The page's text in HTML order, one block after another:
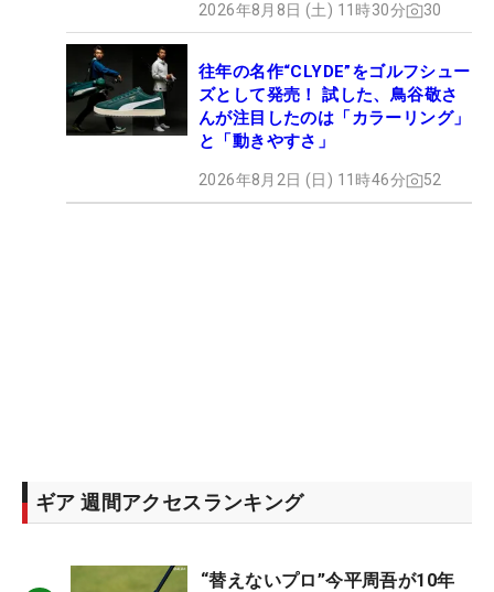
2026年8月8日 (土) 11時30分 30
往年の名作“CLYDE”をゴルフシュー
ズとして発売！ 試した、鳥谷敬さ
んが注目したのは「カラーリング」
と「動きやすさ」
2026年8月2日 (日) 11時46分 52
ギア 週間アクセスランキング
“替えないプロ”今平周吾が10年